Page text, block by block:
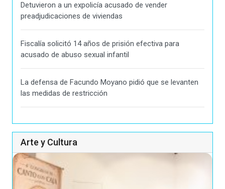
Detuvieron a un expolicía acusado de vender
preadjudicaciones de viviendas
Fiscalía solicitó 14 años de prisión efectiva para
acusado de abuso sexual infantil
La defensa de Facundo Moyano pidió que se levanten
las medidas de restricción
Arte y Cultura